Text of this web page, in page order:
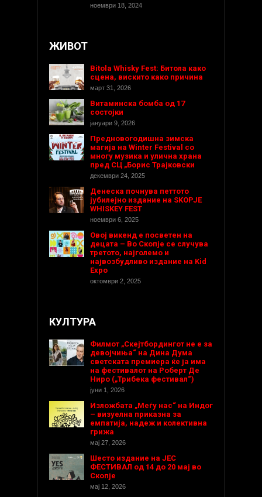
ноември 18, 2024
ЖИВОТ
Bitola Whisky Fest: Битола како
сцена, вискито како причина
март 31, 2026
Витаминска бомба од 17
состојки
јануари 9, 2026
Предновогодишнa зимска
магија на Winter Festival со
многу музика и улична храна
пред СЦ „Борис Трајковски
декември 24, 2025
Денеска почнува петтото
јубилејно издание на SKOPJE
WHISKEY FEST
ноември 6, 2025
Овој викенд е посветен на
децата – Во Скопје се случува
третото, најголемо и
највозбудливо издание на Kid
Expo
октомври 2, 2025
КУЛТУРА
Филмот „Скејтбордингот не е за
девојчиња“ на Дина Дума
светската премиера ќе ја има
на фестивалот на Роберт Де
Ниро („Трибека фестивал“)
јуни 1, 2026
Изложбата „Меѓу нас“ на Индог
– визуелна приказна за
емпатија, надеж и колективна
грижа
мај 27, 2026
Шесто издание на ЈЕС
ФЕСТИВАЛ од 14 до 20 мај во
Скопје
мај 12, 2026